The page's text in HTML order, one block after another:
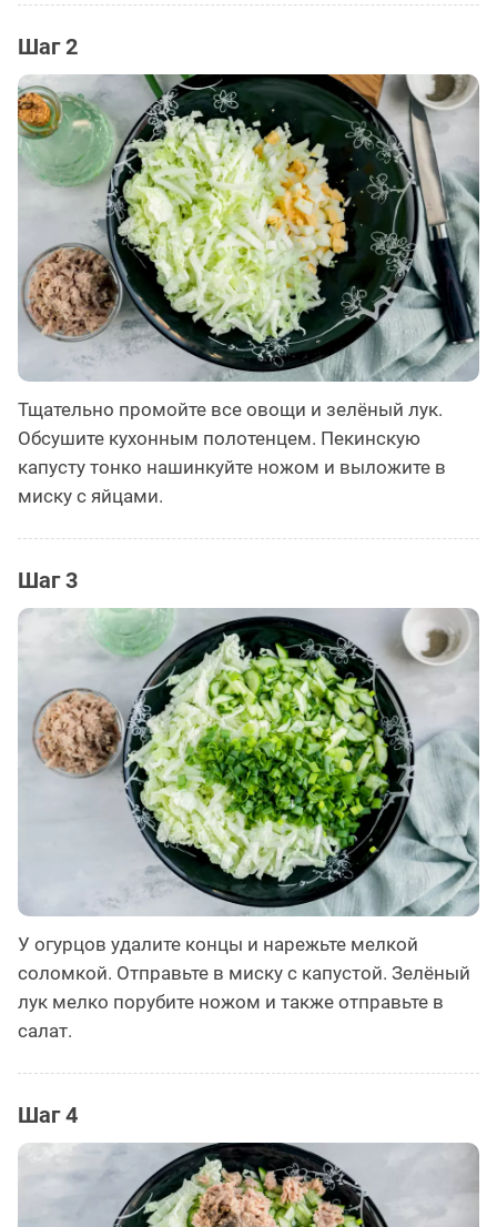
Шаг 2
Тщательно промойте все овощи и зелёный лук.
Обсушите кухонным полотенцем. Пекинскую
капусту тонко нашинкуйте ножом и выложите в
миску с яйцами.
Шаг 3
У огурцов удалите концы и нарежьте мелкой
соломкой. Отправьте в миску с капустой. Зелёный
лук мелко порубите ножом и также отправьте в
салат.
Шаг 4